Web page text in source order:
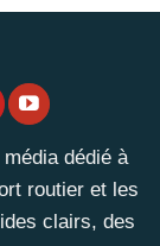
dédié à
routier et les
clairs, des